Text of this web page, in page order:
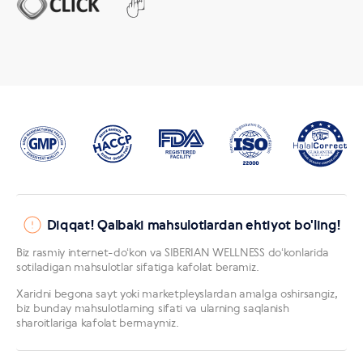
Diqqat! Qalbaki mahsulotlardan ehtiyot bo'ling!
Biz rasmiy internet-doʻkon va SIBERIAN WELLNESS doʻkonlarida
sotiladigan mahsulotlar sifatiga kafolat beramiz.
Xaridni begona sayt yoki marketpleyslardan amalga oshirsangiz,
biz bunday mahsulotlarning sifati va ularning saqlanish
sharoitlariga kafolat bermaymiz.